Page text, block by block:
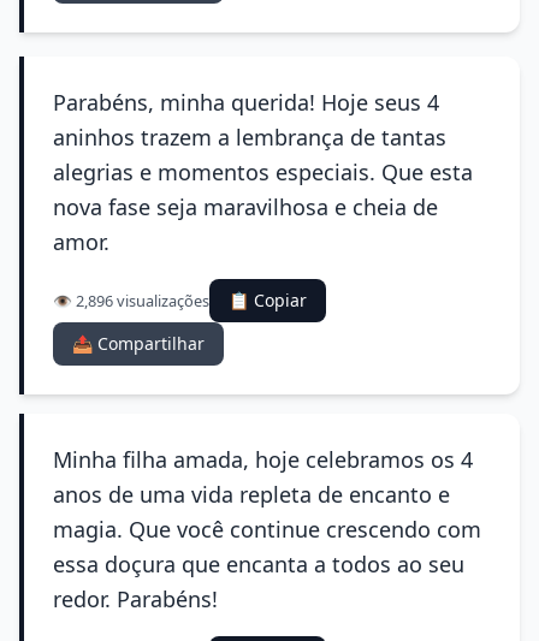
Parabéns, minha querida! Hoje seus 4
aninhos trazem a lembrança de tantas
alegrias e momentos especiais. Que esta
nova fase seja maravilhosa e cheia de
amor.
👁️ 2,896 visualizações
📋 Copiar
📤 Compartilhar
Minha filha amada, hoje celebramos os 4
anos de uma vida repleta de encanto e
magia. Que você continue crescendo com
essa doçura que encanta a todos ao seu
redor. Parabéns!